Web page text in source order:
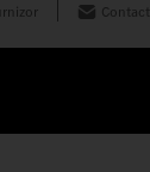
Contact